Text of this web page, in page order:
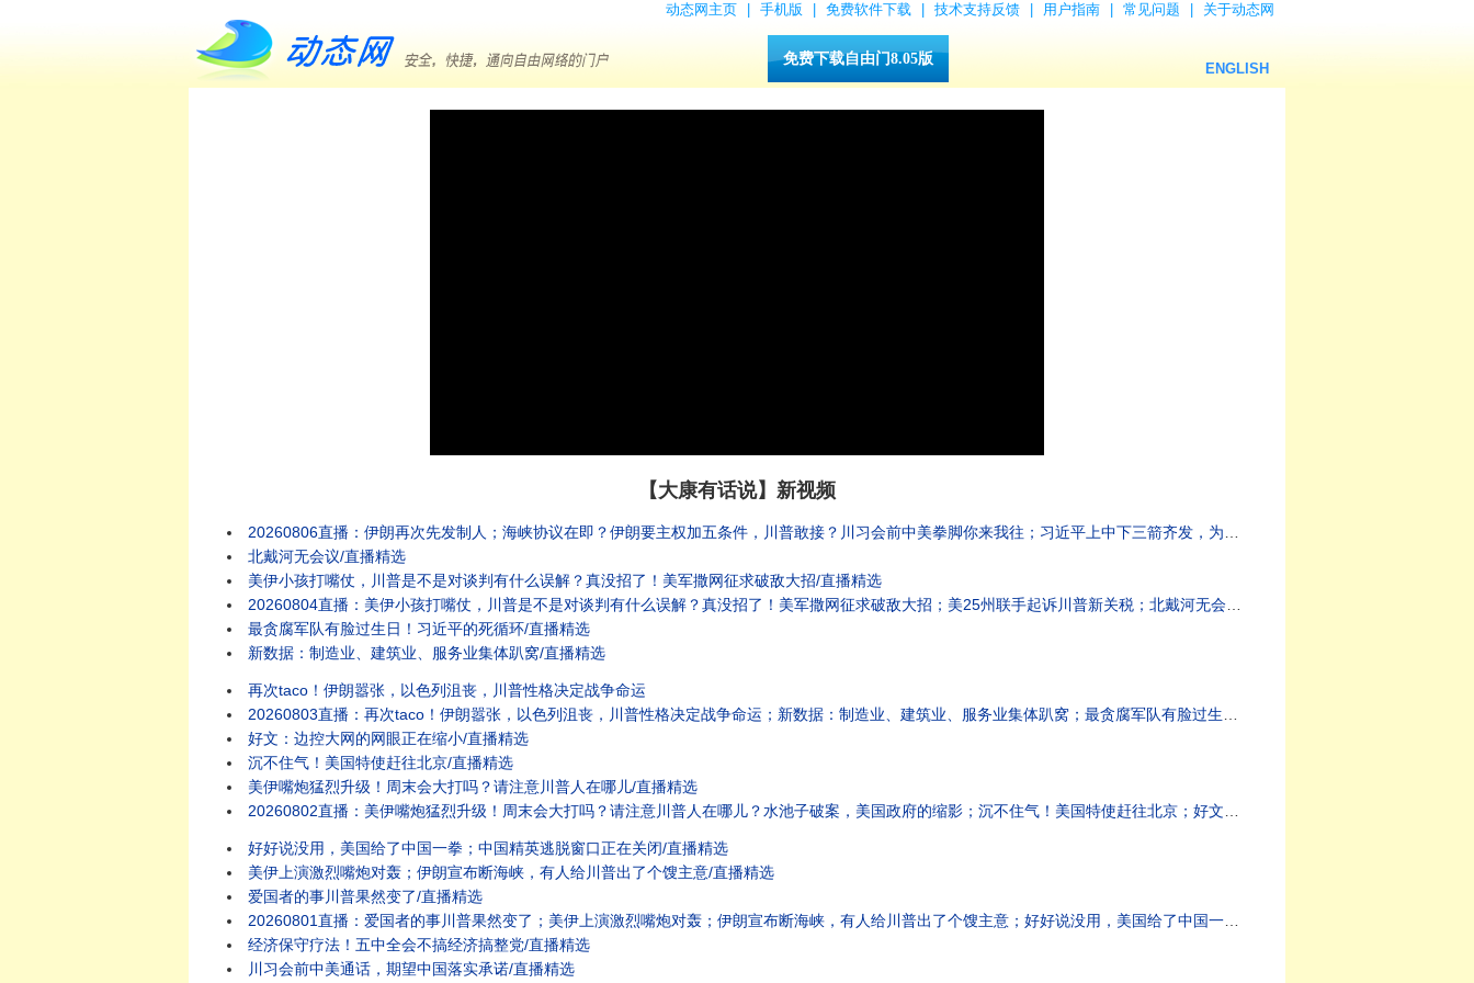
动态网主页 手机版 免费软件下载 技术支持反馈 用户指南 常见问题 关于动态网
免费下载自由门8.05版
ENGLISH
【大康有话说】新视频
20260806直播：伊朗再次先发制人；海峡协议在即？伊朗要主权加五条件，川普敢接？川习会前中美拳脚你来我往；习近平上中下三箭齐发，为连任还是打台湾？（20260807第2223期）
北戴河无会议/直播精选
美伊小孩打嘴仗，川普是不是对谈判有什么误解？真没招了！美军撒网征求破敌大招/直播精选
20260804直播：美伊小孩打嘴仗，川普是不是对谈判有什么误解？真没招了！美军撒网征求破敌大招；美25州联手起诉川普新关税；北戴河无会议。（20260804第2222期）
最贪腐军队有脸过生日！习近平的死循环/直播精选
新数据：制造业、建筑业、服务业集体趴窝/直播精选
再次taco！伊朗嚣张，以色列沮丧，川普性格决定战争命运
20260803直播：再次taco！伊朗嚣张，以色列沮丧，川普性格决定战争命运；新数据：制造业、建筑业、服务业集体趴窝；最贪腐军队有脸过生日！习近平的死循环。（20260803第2221期）
好文：边控大网的网眼正在缩小/直播精选
沉不住气！美国特使赶往北京/直播精选
美伊嘴炮猛烈升级！周末会大打吗？请注意川普人在哪儿/直播精选
20260802直播：美伊嘴炮猛烈升级！周末会大打吗？请注意川普人在哪儿？水池子破案，美国政府的缩影；沉不住气！美国特使赶往北京；好文：边控大网的网眼正在缩小。（20260802第2220期）
好好说没用，美国给了中国一拳；中国精英逃脱窗口正在关闭/直播精选
美伊上演激烈嘴炮对轰；伊朗宣布断海峡，有人给川普出了个馊主意/直播精选
爱国者的事川普果然变了/直播精选
20260801直播：爱国者的事川普果然变了；美伊上演激烈嘴炮对轰；伊朗宣布断海峡，有人给川普出了个馊主意；好好说没用，美国给了中国一拳；中国精英逃脱窗口正在关闭！（20260801第2219期）
经济保守疗法！五中全会不搞经济搞整党/直播精选
川习会前中美通话，期望中国落实承诺/直播精选